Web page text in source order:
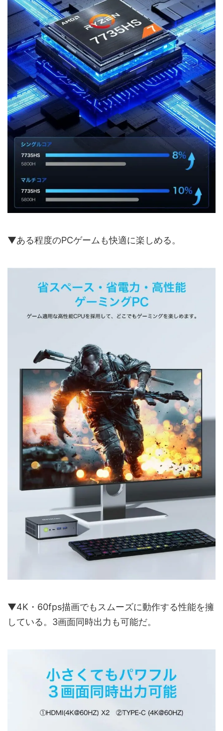
▼ある程度のPCゲームも快適に楽しめる。
▼4K・60fps描画でもスムーズに動作する性能を擁
している。3画面同時出力も可能だ。